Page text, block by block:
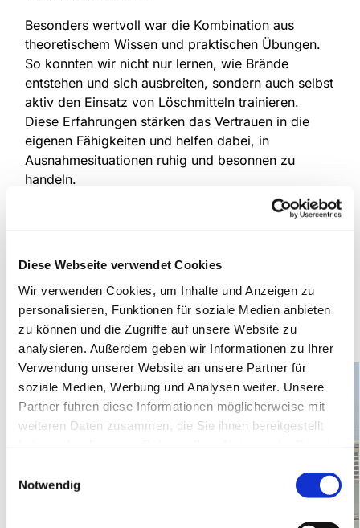
Diese Webseite verwendet Cookies
Wir verwenden Cookies, um Inhalte und Anzeigen zu
personalisieren, Funktionen für soziale Medien anbieten
zu können und die Zugriffe auf unsere Website zu
analysieren. Außerdem geben wir Informationen zu Ihrer
Verwendung unserer Website an unsere Partner für
soziale Medien, Werbung und Analysen weiter. Unsere
Partner führen diese Informationen möglicherweise mit
weiteren Daten zusammen, die Sie ihnen bereitgestellt
Notwendig
Besonders wertvoll war die Kombination aus
theoretischem Wissen und praktischen Übungen.
So konnten wir nicht nur lernen, wie Brände
entstehen und sich ausbreiten, sondern auch selbst
aktiv den Einsatz von Löschmitteln trainieren.
Diese Erfahrungen stärken das Vertrauen in die
eigenen Fähigkeiten und helfen dabei, in
Ausnahmesituationen ruhig und besonnen zu
handeln.
Solche Schulungen leisten einen wichtigen Beitrag
zur Sicherheit aller – sowohl im beruflichen Alltag
jede Sekunde, und gut vorbereitet zu sein, kann
entscheidend sein.
Ein großes Dankeschön an alle Beteiligten für die
wertvollen Tipps und den Einsatz!